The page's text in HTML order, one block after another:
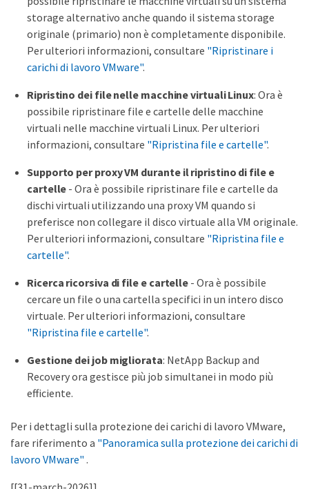
storage alternativo anche quando il sistema storage
originale (primario) non è completamente disponibile.
Per ulteriori informazioni, consultare "Ripristinare i
carichi di lavoro VMware".
Ripristino dei file nelle macchine virtuali Linux: Ora è
possibile ripristinare file e cartelle delle macchine
virtuali nelle macchine virtuali Linux. Per ulteriori
informazioni, consultare "Ripristina file e cartelle".
Supporto per proxy VM durante il ripristino di file e
cartelle - Ora è possibile ripristinare file e cartelle da
dischi virtuali utilizzando una proxy VM quando si
preferisce non collegare il disco virtuale alla VM originale.
Per ulteriori informazioni, consultare "Ripristina file e
cartelle".
Ricerca ricorsiva di file e cartelle - Ora è possibile
cercare un file o una cartella specifici in un intero disco
virtuale. Per ulteriori informazioni, consultare
"Ripristina file e cartelle".
Gestione dei job migliorata: NetApp Backup and
Recovery ora gestisce più job simultanei in modo più
efficiente.
Per i dettagli sulla protezione dei carichi di lavoro VMware,
fare riferimento a "Panoramica sulla protezione dei carichi di
lavoro VMware" .